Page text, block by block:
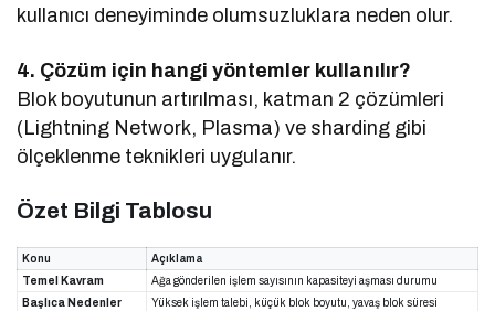
kullanıcı deneyiminde olumsuzluklara neden olur.
4. Çözüm için hangi yöntemler kullanılır?
Blok boyutunun artırılması, katman 2 çözümleri
(Lightning Network, Plasma) ve sharding gibi
ölçeklenme teknikleri uygulanır.
Özet Bilgi Tablosu
Konu
Açıklama
Temel Kavram
Ağa gönderilen işlem sayısının kapasiteyi aşması durumu
Başlıca Nedenler
Yüksek işlem talebi, küçük blok boyutu, yavaş blok süresi